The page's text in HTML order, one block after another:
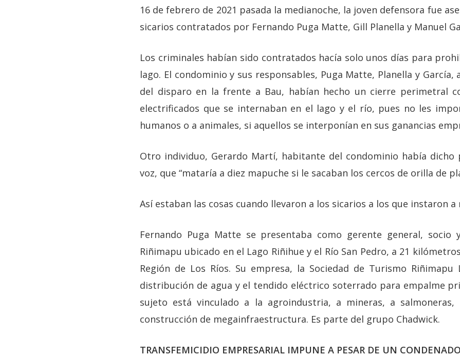
16 de febrero de 2021 pasada la medianoche, la joven defensora fue
sicarios contratados por Fernando Puga Matte, Gill Planella y Manuel
Los criminales habían sido contratados hacía solo unos días para
lago. El condominio y sus responsables, Puga Matte, Planella y
del disparo en la frente a Bau, habían hecho un cierre perimetral
electrificados que se internaban en el lago y el río, pues no les
humanos o a animales, si aquellos se interponían en sus ganancias
Otro individuo, Gerardo Martí, habitante del condominio había dicho
voz, que “mataría a diez mapuche si le sacaban los cercos de orilla de
Así estaban las cosas cuando llevaron a los sicarios a los que instaron a
Fernando Puga Matte se presentaba como gerente general,
Riñimapu ubicado en el Lago Riñihue y el Río San Pedro, a 21
Región de Los Ríos. Su empresa, la Sociedad de Turismo Riñimapu
distribución de agua y el tendido eléctrico soterrado para empalme
sujeto está vinculado a la agroindustria, a mineras, a
construcción de megainfraestructura. Es parte del grupo Chadwick.
TRANSFEMICIDIO EMPRESARIAL IMPUNE A PESAR DE UN CONDENADO